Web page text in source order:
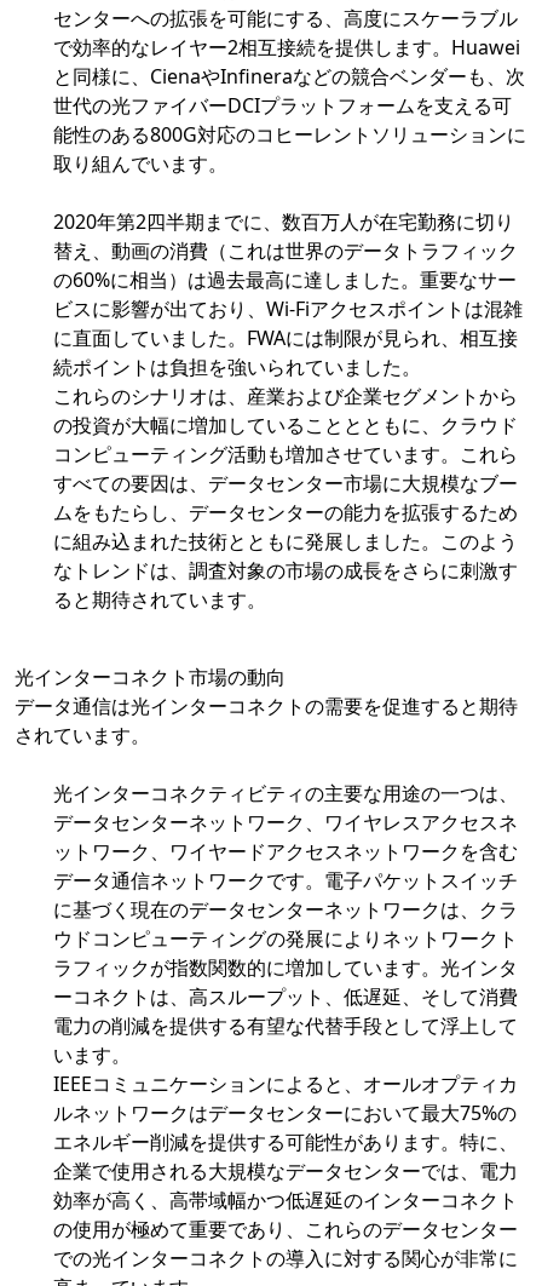
センターへの拡張を可能にする、高度にスケーラブル
で効率的なレイヤー2相互接続を提供します。Huawei
と同様に、CienaやInfineraなどの競合ベンダーも、次
世代の光ファイバーDCIプラットフォームを支える可
能性のある800G対応のコヒーレントソリューションに
取り組んでいます。
2020年第2四半期までに、数百万人が在宅勤務に切り
替え、動画の消費（これは世界のデータトラフィック
の60%に相当）は過去最高に達しました。重要なサー
ビスに影響が出ており、Wi-Fiアクセスポイントは混雑
に直面していました。FWAには制限が見られ、相互接
続ポイントは負担を強いられていました。
これらのシナリオは、産業および企業セグメントから
の投資が大幅に増加していることとともに、クラウド
コンピューティング活動も増加させています。これら
すべての要因は、データセンター市場に大規模なブー
ムをもたらし、データセンターの能力を拡張するため
に組み込まれた技術とともに発展しました。このよう
なトレンドは、調査対象の市場の成長をさらに刺激す
ると期待されています。
光インターコネクト市場の動向
データ通信は光インターコネクトの需要を促進すると期待
されています。
光インターコネクティビティの主要な用途の一つは、
データセンターネットワーク、ワイヤレスアクセスネ
ットワーク、ワイヤードアクセスネットワークを含む
データ通信ネットワークです。電子パケットスイッチ
に基づく現在のデータセンターネットワークは、クラ
ウドコンピューティングの発展によりネットワークト
ラフィックが指数関数的に増加しています。光インタ
ーコネクトは、高スループット、低遅延、そして消費
電力の削減を提供する有望な代替手段として浮上して
います。
IEEEコミュニケーションによると、オールオプティカ
ルネットワークはデータセンターにおいて最大75%の
エネルギー削減を提供する可能性があります。特に、
企業で使用される大規模なデータセンターでは、電力
効率が高く、高帯域幅かつ低遅延のインターコネクト
の使用が極めて重要であり、これらのデータセンター
での光インターコネクトの導入に対する関心が非常に